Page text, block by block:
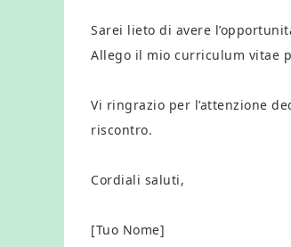
Sarei lieto di avere
Allego il mio curriculum vitae
Vi ringrazio per l’attenzione
riscontro.
Cordiali saluti,
[Tuo Nome]